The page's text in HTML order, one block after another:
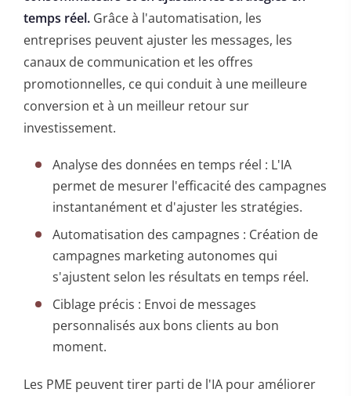
temps réel. Grâce à l'automatisation, les
entreprises peuvent ajuster les messages, les
canaux de communication et les offres
promotionnelles, ce qui conduit à une meilleure
conversion et à un meilleur retour sur
investissement.
Analyse des données en temps réel : L'IA
permet de mesurer l'efficacité des campagnes
instantanément et d'ajuster les stratégies.
Automatisation des campagnes : Création de
campagnes marketing autonomes qui
s'ajustent selon les résultats en temps réel.
Ciblage précis : Envoi de messages
personnalisés aux bons clients au bon
moment.
Les PME peuvent tirer parti de l'IA pour améliorer